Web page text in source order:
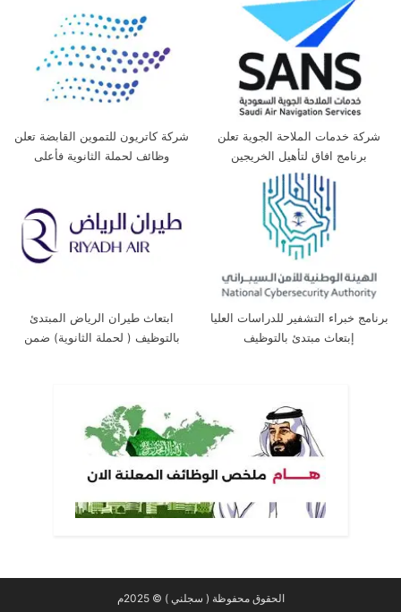
شركة خدمات الملاحة الجوية تعلن
برنامج افاق لتأهيل الخريجين
شركة كاتريون للتموين القابضة تعلن
وظائف لحملة الثانوية فأعلى
برنامج خبراء التشفير للدراسات العليا
إبتعاث مبتدئ بالتوظيف
ابتعاث طيران الرياض المبتدئ
بالتوظيف ( لحملة الثانوية) ضمن
الحقوق محفوظة ( سجلني ) © 2025م